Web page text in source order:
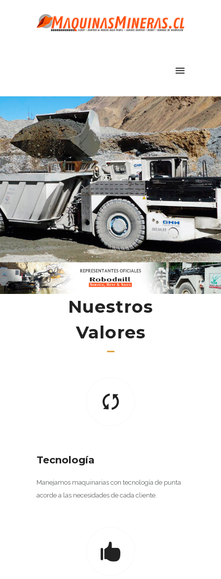
Nuestros
Valores
Tecnología
Manejamos maquinarias con tecnología de punta
acorde a las necesidades de cada cliente.